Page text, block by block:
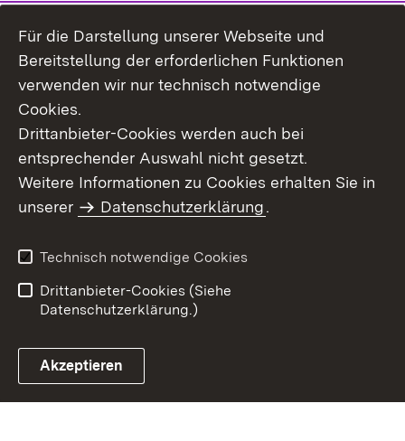
Benutzungshinweise
Erklärung zur
Für die Darstellung unserer Webseite und
Bereitstellung der erforderlichen Funktionen
verwenden wir nur technisch notwendige
Cookies.
Drittanbieter-Cookies werden auch bei
entsprechender Auswahl nicht gesetzt.
Weitere Informationen zu Cookies erhalten Sie in
unserer
Datenschutzerklärung.
Technisch notwendige Cookies
Drittanbieter-Cookies (Siehe
Datenschutzerklärung.)
Akzeptieren